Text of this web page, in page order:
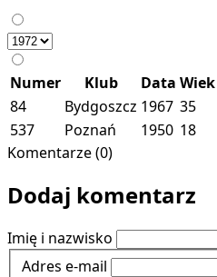
Numer Klub Data Wiek
84
Bydgoszcz 1967 35
537
Poznań 1950 18
Komentarze (0)
Dodaj komentarz
Imię i nazwisko
Adres e-mail